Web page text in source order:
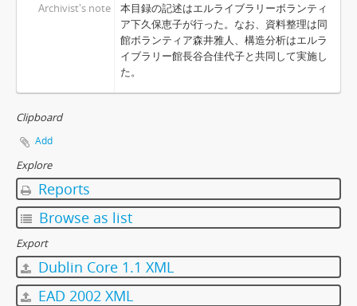
Archivist's note
本目録の記述はエルライブラリーボランティ
ア下久保恵子が行った。なお、資料整理は同
館ボランティア森井雅人、構造分析はエルラ
イブラリー館長谷合佳代子と共同して実施し
た。
Clipboard
Add
Explore
Reports
Browse as list
Export
Dublin Core 1.1 XML
EAD 2002 XML